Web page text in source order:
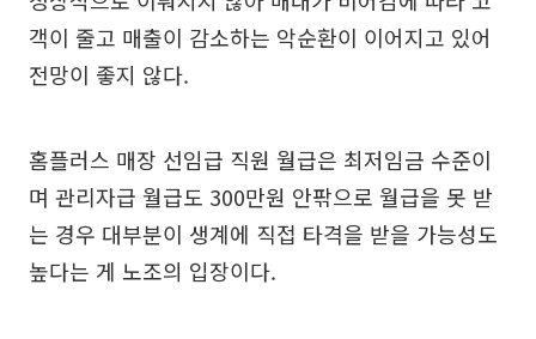
객이 줄고 매출이 감소하는 악순환이 이어지고 있어
전망이 좋지 않다.
홈플러스 매장 선임급 직원 월급은 최저임금 수준이
며 관리자급 월급도 300만원 안팎으로 월급을 못 받
는 경우 대부분이 생계에 직접 타격을 받을 가능성도
높다는 게 노조의 입장이다.